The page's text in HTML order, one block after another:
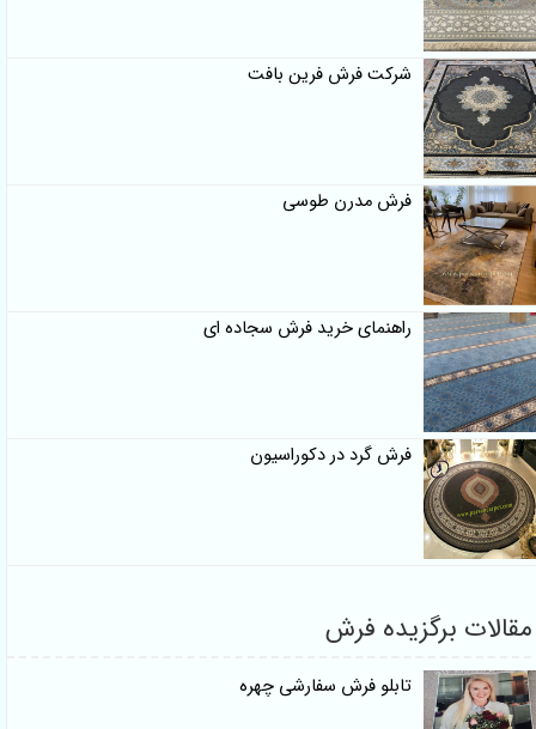
شرکت فرش فرین بافت
فرش مدرن طوسی
راهنمای خرید فرش سجاده ای
فرش گرد در دکوراسیون
برگزیده فرش
تابلو فرش سفارشی چهره